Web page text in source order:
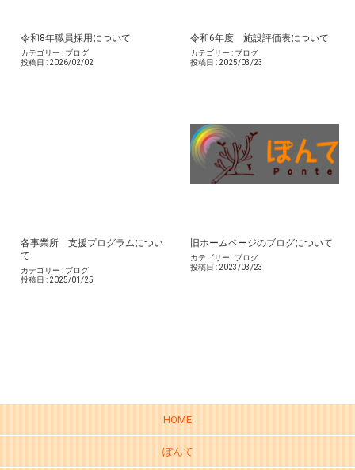
令和8年職員採用について
カテゴリー : ブログ
投稿日 : 2026/02/02
令和6年度 施設評価表について
カテゴリー : ブログ
投稿日 : 2025/03/23
各事業所 支援プログラムについ
て
カテゴリー : ブログ
投稿日 : 2025/01/25
旧ホームページのブログについて
カテゴリー : ブログ
投稿日 : 2023/03/23
HOME
ぽんて